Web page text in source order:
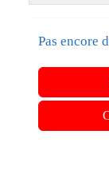
Pas encore